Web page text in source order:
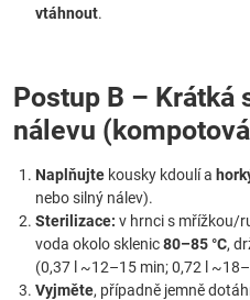
vtáhnout.
Postup B – Krátká
nálevu
Naplňujte kousky kdoulí a
nebo silný nálev).
Sterilizace: v hrnci s mřížkou/
voda okolo sklenic80–85 °C,
(0,37 l ~12–15 min; 0,72 l
Vyjměte, případně jemně